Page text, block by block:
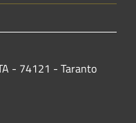
- 74121 - Taranto